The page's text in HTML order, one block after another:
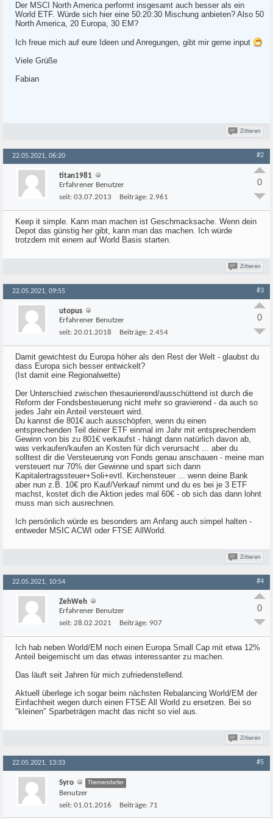
Der MSCI North America performt insgesamt auch besser als ein
World ETF. Würde sich hier eine 50:20:30 Mischung anbieten? Also 50
North America, 20 Europa, 30 EM?
Ich freue mich auf eure Ideen und Anregungen, gibt mir gerne input
Viele Grüße
Fabian
Zitieren
22.05.2021, 06:20 #2
titan1981
Erfahrener Benutzer
seit: 03.07.2013 Beiträge: 2.961
0
Keep it simple. Kann man machen ist Geschmacksache. Wenn dein
Depot das günstig her gibt, kann man das machen. Ich würde
trotzdem mit einem auf World Basis starten.
Zitieren
22.05.2021, 09:55 #3
utopus
Erfahrener Benutzer
seit: 20.01.2018 Beiträge: 2.454
0
Damit gewichtest du Europa höher als den Rest der Welt - glaubst du
dass Europa sich besser entwickelt?
(Ist damit eine Regionalwette)
Der Unterschied zwischen thesaurierend/ausschüttend ist durch die
Reform der Fondsbesteuerung nicht mehr so gravierend - da auch so
jedes Jahr ein Anteil versteuert wird.
Du kannst die 801€ auch ausschöpfen, wenn du einen
entsprechenden Teil deiner ETF einmal im Jahr mit entsprechendem
Gewinn von bis zu 801€ verkaufst - hängt dann natürlich davon ab,
was verkaufen/kaufen an Kosten für dich verursacht ... aber du
solltest dir die Versteuerung von Fonds genau anschauen - meine man
versteuert nur 70% der Gewinne und spart sich dann
Kapitalertragssteuer+Soli+evtl. Kirchensteuer ... wenn deine Bank
aber nun z.B. 10€ pro Kauf/Verkauf nimmt und du es bei je 3 ETF
machst, kostet dich die Aktion jedes mal 60€ - ob sich das dann lohnt
muss man sich ausrechnen.
Ich persönlich würde es besonders am Anfang auch simpel halten -
entweder MSIC ACWI oder FTSE AllWorld.
Zitieren
22.05.2021, 10:54 #4
ZehWeh
Erfahrener Benutzer
seit: 28.02.2021 Beiträge: 907
0
Ich hab neben World/EM noch einen Europa Small Cap mit etwa 12%
Anteil beigemischt um das etwas interessanter zu machen.
Das läuft seit Jahren für mich zufriedenstellend.
Aktuell überlege ich sogar beim nächsten Rebalancing World/EM der
Einfachheit wegen durch einen FTSE All World zu ersetzen. Bei so
"kleinen" Sparbeträgen macht das nicht so viel aus.
Zitieren
22.05.2021, 13:33 #5
Syro Themenstarter
Benutzer
seit: 01.01.2016 Beiträge: 71